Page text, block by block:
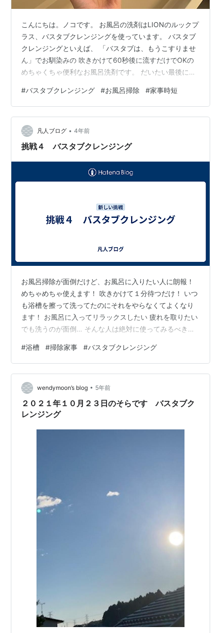
こんにちは。ノコです。 お風呂の洗剤はLIONのルックプ
ラス、バスタブクレンジングを使っています。 バスタブ
クレンジングといえば、 「バスタブは、もうこすりませ
ん」でお馴染みの 吹きかけて60秒後に流すだけでOKの
めちゃくちゃ便利なお風呂洗剤です。 だいたい最後に入
ます。 お風呂掃除はこれでおしまい。 でもちょっと不満
な点があります。 ひとつは取っ手の破損率が高いこと。
この前買いなおしたばかりなのにまた折れたし… こすっ
て洗う方のルックを使ってた時は 何回でも詰め替え用が
使えたのになあ… もうひとつははってた湯を落としてす
#バスタブクレンジング #お風呂掃除 #家事時短
凡人ブログ • 4年前
挑戦４ バスタブクレンジング
お風呂掃除が面倒だけど、お風呂に入りたい人に朗報！
めちゃめちゃ使えます！ 吹きかけて１分待つだけ！ いつ
も浴槽を擦って洗ってたのにそれをやらなくてよくなり
ます！ お風呂に入ってリラックスしたい 疲れを取りたい
でも洗うのが面倒… そんな人は絶対に使ってみるべきで
#浴槽 #掃除家事 #バスタブクレンジング
wendymoon’s blog • 5年前
２０２１年１０月２３日のそらです バスタブク
レンジング